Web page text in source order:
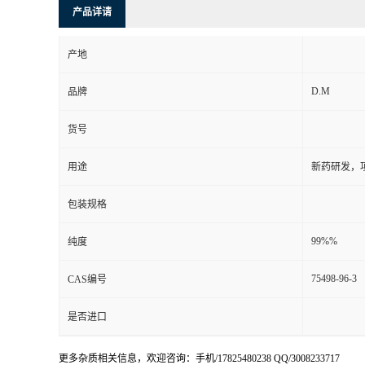
产品详请
产地
品牌 D.M
货号
用途 新药研发，
包装规格
纯度 99%%
CAS编号 75498-96-3
是否进口
更多杂质相关信息，欢迎咨询：手机/17825480238 QQ/3008233717